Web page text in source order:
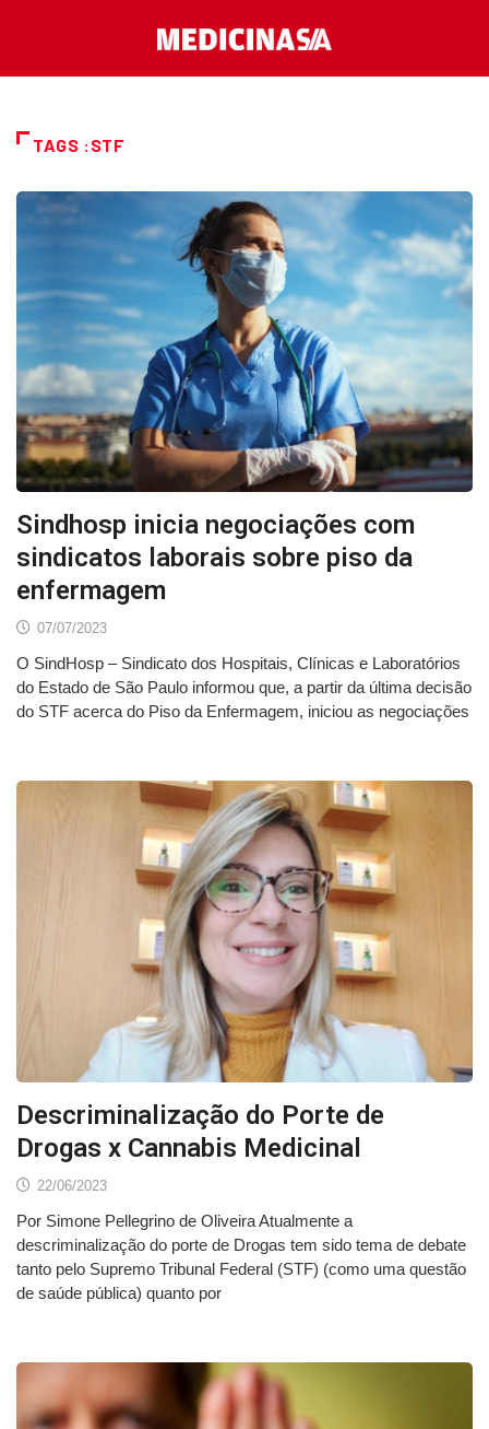
TAGS :STF
Sindhosp inicia negociações com
sindicatos laborais sobre piso da
enfermagem
07/07/2023
O SindHosp – Sindicato dos Hospitais, Clínicas e Laboratórios
do Estado de São Paulo informou que, a partir da última decisão
do STF acerca do Piso da Enfermagem, iniciou as negociações
Descriminalização do Porte de
Drogas x Cannabis Medicinal
22/06/2023
Por Simone Pellegrino de Oliveira Atualmente a
descriminalização do porte de Drogas tem sido tema de debate
tanto pelo Supremo Tribunal Federal (STF) (como uma questão
de saúde pública) quanto por